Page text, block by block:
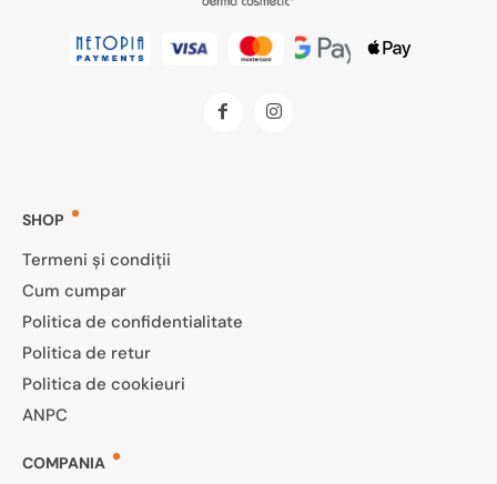
SHOP
Termeni și condiții
Cum cumpar
Politica de confidentialitate
Politica de retur
Politica de cookieuri
ANPC
COMPANIA